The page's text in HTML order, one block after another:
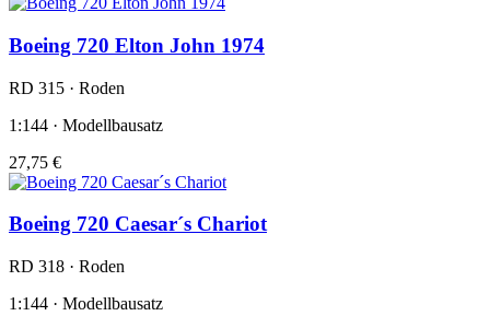
Boeing 720 Elton John 1974
RD 315 · Roden
1:144 · Modellbausatz
27,75 €
Boeing 720 Caesar´s Chariot
RD 318 · Roden
1:144 · Modellbausatz